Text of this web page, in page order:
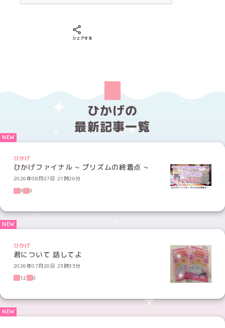
シェアする
ひかげの
最新記事一覧
ひかげ
ひかげファイナル ~ プリズムの終着点 ~
2026年08月07日 21時26分
9
0
ひかげ
君について 話してよ
2026年07月20日 23時33分
12
0